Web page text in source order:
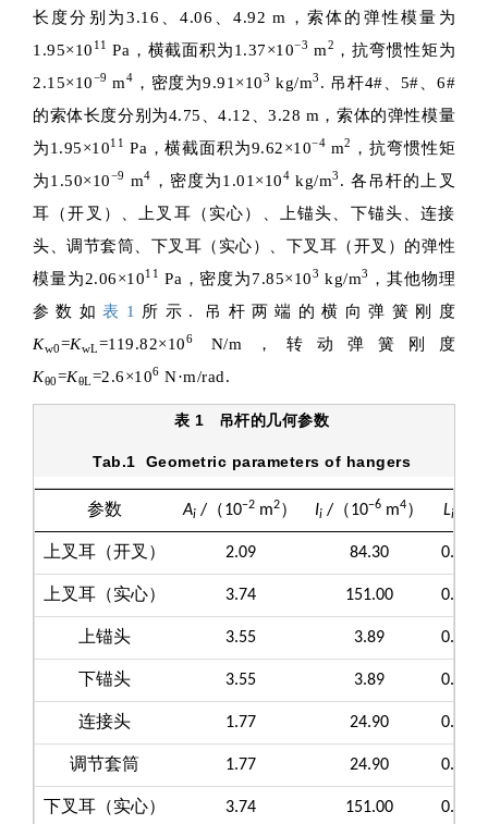
长度分别为3.16、4.06、4.92 m，索体的弹性模量为
1.95×10 11 Pa，横截面积为1.37×10−3 m2 ，抗弯惯性矩为
2.15×10−9 m4 ，密度为9.91×103 kg/m3 . 吊杆4#、5#、6#
的索体长度分别为4.75、4.12、3.28 m，索体的弹性模量
为1.95×1011 Pa，横截面积为9.62×10−4 m2
，抗弯惯性矩
为1.50×10−9 m4 ，密度为1.01×104 kg/m3 . 各吊杆的上叉
耳（开叉）、上叉耳（实心）、上锚头、下锚头、连接
头、调节套筒、下叉耳（实心）、下叉耳（开叉）的弹性
模量为2.06×1011 Pa，密度为7.85×103 kg/m3
，其他物理
参数如表1
所示. 吊杆两端的横向弹簧刚度
Kw0=KwL=119.82×106
N/m，转动弹簧刚度
Kθ0=KθL=2.6×106 N·m/rad.
表 1 吊杆的几何参数
Tab.1 Geometric parameters of hangers
参数 Ai /（10−2 m2 ） Ii /（10−6 m4 ） Li
上叉耳（开叉） 2.09 84.30 0.300
上叉耳（实心） 3.74 151.00 0.136
上锚头 3.55 3.89 0.260
下锚头 3.55 3.89 0.260
连接头 1.77 24.90 0.147
调节套筒 1.77 24.90 0.462
下叉耳（实心） 3.74 151.00 0.136